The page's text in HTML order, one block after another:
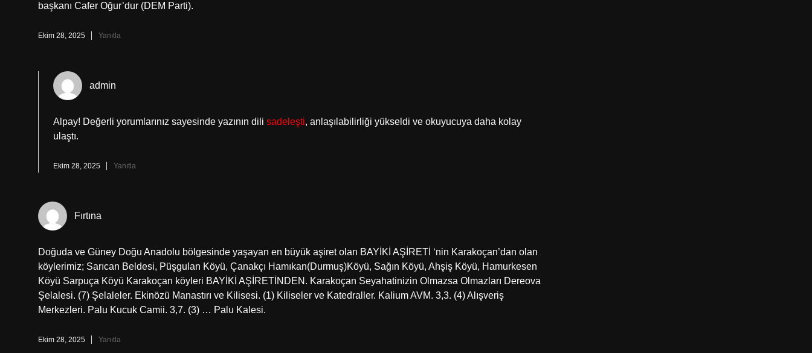
başkanı Cafer Oğur’dur (DEM Parti).
Ekim 28, 2025 Yanıtla
admin
Alpay! Değerli yorumlarınız sayesinde yazının dili sadeleşti, anlaşılabilirliği yükseldi ve okuyucuya daha kolay
ulaştı.
Ekim 28, 2025 Yanıtla
Fırtına
Doğuda ve Güney Doğu Anadolu bölgesinde yaşayan en büyük aşiret olan BAYİKİ AŞİRETİ ‘nin Karakoçan’dan olan
köylerimiz; Sarıcan Beldesi, Püşgulan Köyü, Çanakçı Hamıkan(Durmuş)Köyü, Sağın Köyü, Ahşiş Köyü, Hamurkesen
Köyü Sarpuça Köyü Karakoçan köyleri BAYİKİ AŞİRETİNDEN. Karakoçan Seyahatinizin Olmazsa Olmazları Dereova
Şelalesi. (7) Şelaleler. Ekinözü Manastırı ve Kilisesi. (1) Kiliseler ve Katedraller. Kalium AVM. 3,3. (4) Alışveriş
Merkezleri. Palu Kucuk Camii. 3,7. (3) … Palu Kalesi.
Ekim 28, 2025 Yanıtla